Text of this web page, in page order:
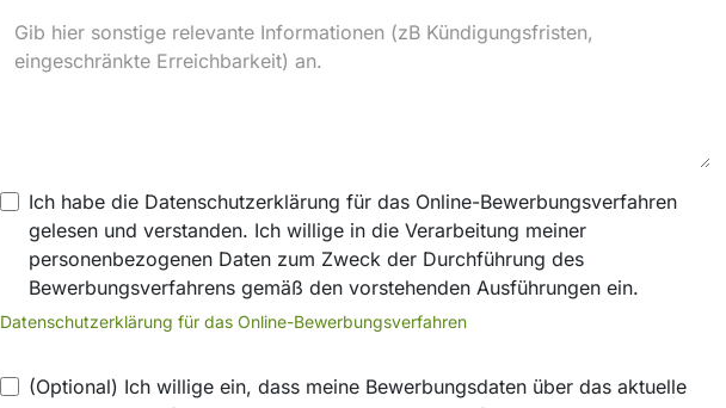
Ich habe die Datenschutzerklärung für das Online-Bewerbungsverfahren
gelesen und verstanden. Ich willige in die Verarbeitung meiner
personenbezogenen Daten zum Zweck der Durchführung des
Bewerbungsverfahrens gemäß den vorstehenden Ausführungen ein.
Datenschutzerklärung für das Online-Bewerbungsverfahren
(Optional) Ich willige ein, dass meine Bewerbungsdaten über das aktuelle